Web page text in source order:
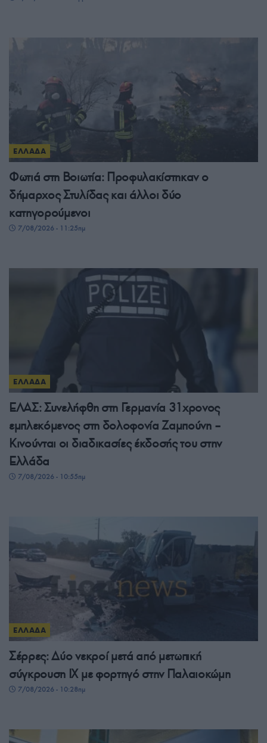
ΕΛΛΑΔΑ
Φωτιά στη Βοιωτία: Προφυλακίστηκαν ο
δήμαρχος Στυλίδας και άλλοι δύο
κατηγορούμενοι
7/08/2026 - 11:25πμ
ΕΛΛΑΔΑ
ΕΛΑΣ: Συνελήφθη στη Γερμανία 31χρονος
εμπλεκόμενος στη δολοφονία Ζαμπούνη –
Κινούνται οι διαδικασίες έκδοσής του στην
Ελλάδα
7/08/2026 - 10:55πμ
ΕΛΛΑΔΑ
Σέρρες: Δύο νεκροί μετά από μετωπική
σύγκρουση ΙΧ με φορτηγό στην Παλαιοκώμη
7/08/2026 - 10:28πμ